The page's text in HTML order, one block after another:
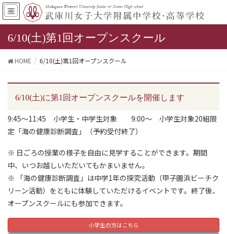
6/10(土)第1回オープンスクール
HOME 6/10(土)第1回オープンスクール
6/10(土)に第1回オープンスクールを開催します
9:45～11:45 小学生・中学生対象 9:00～ 小学生対象20組限
定「海の健康診断調査」（予約受付終了）
※ 日ごろの授業の様子を自由に見学することができます。期間
中、いつお越しいただいてもかまいません。
※ 「海の健康診断調査」は中学1年の探究活動（甲子園浜ビーチク
リーン活動）をともに体験していただけるイベントです。終了後、
オープンスクールにも参加できます。
小学生の方はこちら